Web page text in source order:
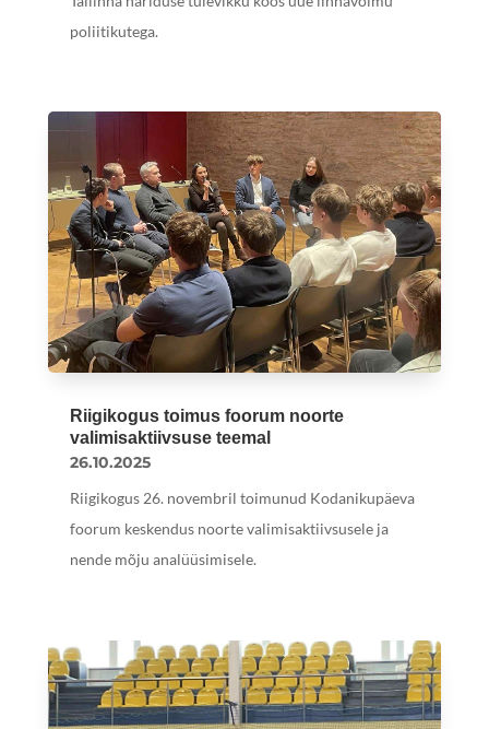
poliitikutega.
Riigikogus toimus foorum noorte
valimisaktiivsuse teemal
26.10.2025
Riigikogus 26. novembril toimunud Kodanikupäeva
foorum keskendus noorte valimisaktiivsusele ja
nende mõju analüüsimisele.